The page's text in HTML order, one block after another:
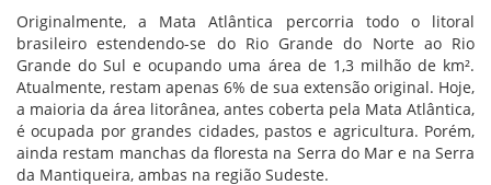
Originalmente, a Mata Atlântica percorria todo o litoral
brasileiro estendendo-se do Rio Grande do Norte ao Rio
Grande do Sul e ocupando uma área de 1,3 milhão de km².
Atualmente, restam apenas 6% de sua extensão original. Hoje,
a maioria da área litorânea, antes coberta pela Mata Atlântica,
é ocupada por grandes cidades, pastos e agricultura. Porém,
ainda restam manchas da floresta na Serra do Mar e na Serra
da Mantiqueira, ambas na região Sudeste.